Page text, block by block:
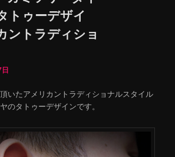
トゥーデザイ
ントラディショ
いたアメリカントラディショナルスタイル
のタトゥーデザインです。